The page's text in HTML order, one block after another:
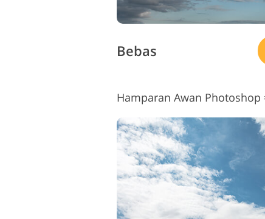
Bebas
Hamparan Awan Photoshop